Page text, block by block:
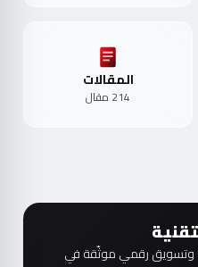
المقالات
214 مقال
وتسويق رقمي موثّقة في